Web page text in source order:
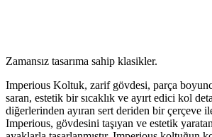
Zamansız tasarıma sahip klasikler.
Imperious Koltuk, zarif gövdesi, parça
saran, estetik bir sıcaklık ve ayırt edici kol
diğerlerinden ayıran sert deriden bir çerçeve
Imperious, gövdesini taşıyan ve estetik